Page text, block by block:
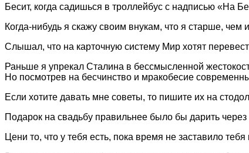
Бесит, когда садишься в троллейбус с надписью «На
Когда-нибудь я скажу своим внукам, что я старше, чем
Слышал, что на карточную систему Мир хотят
Раньше я упрекал Сталина в бессмысленной
Но посмотрев на бесчинство и мракобесие
Если хотите давать мне советы, то пишите их на
Подарок на свадьбу правильнее было бы дарить
Цени то, что у тебя есть, пока время не заставило